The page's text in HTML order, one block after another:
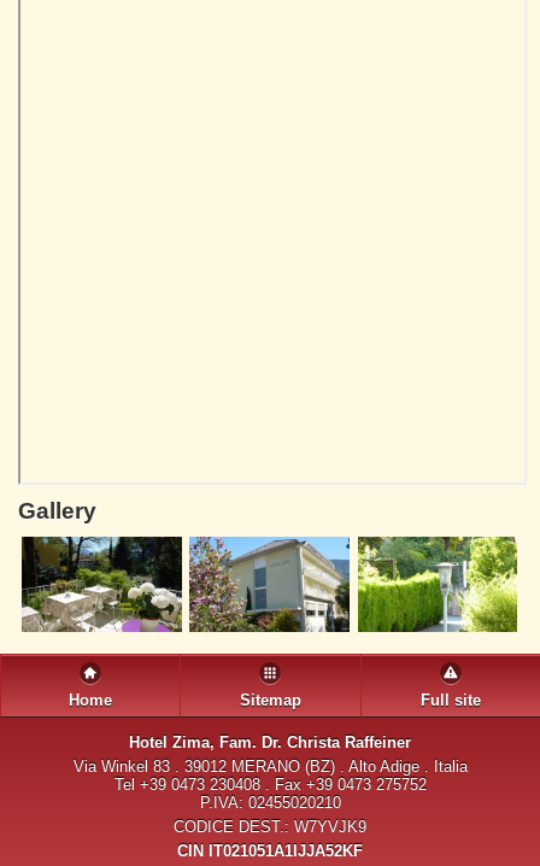
Gallery
Home Sitemap Full site
Hotel Zima, Fam. Dr. Christa Raffeiner
Via Winkel 83 . 39012 MERANO (BZ) . Alto Adige . Italia
Tel +39 0473 230408 . Fax +39 0473 275752
P.IVA: 02455020210
CODICE DEST.: W7YVJK9
CIN IT021051A1IJJA52KF